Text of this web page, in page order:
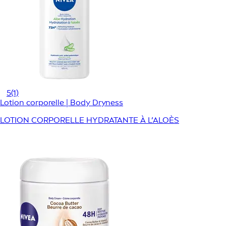
5(1)
Lotion corporelle | Body Dryness
LOTION CORPORELLE HYDRATANTE À L’ALOÈS